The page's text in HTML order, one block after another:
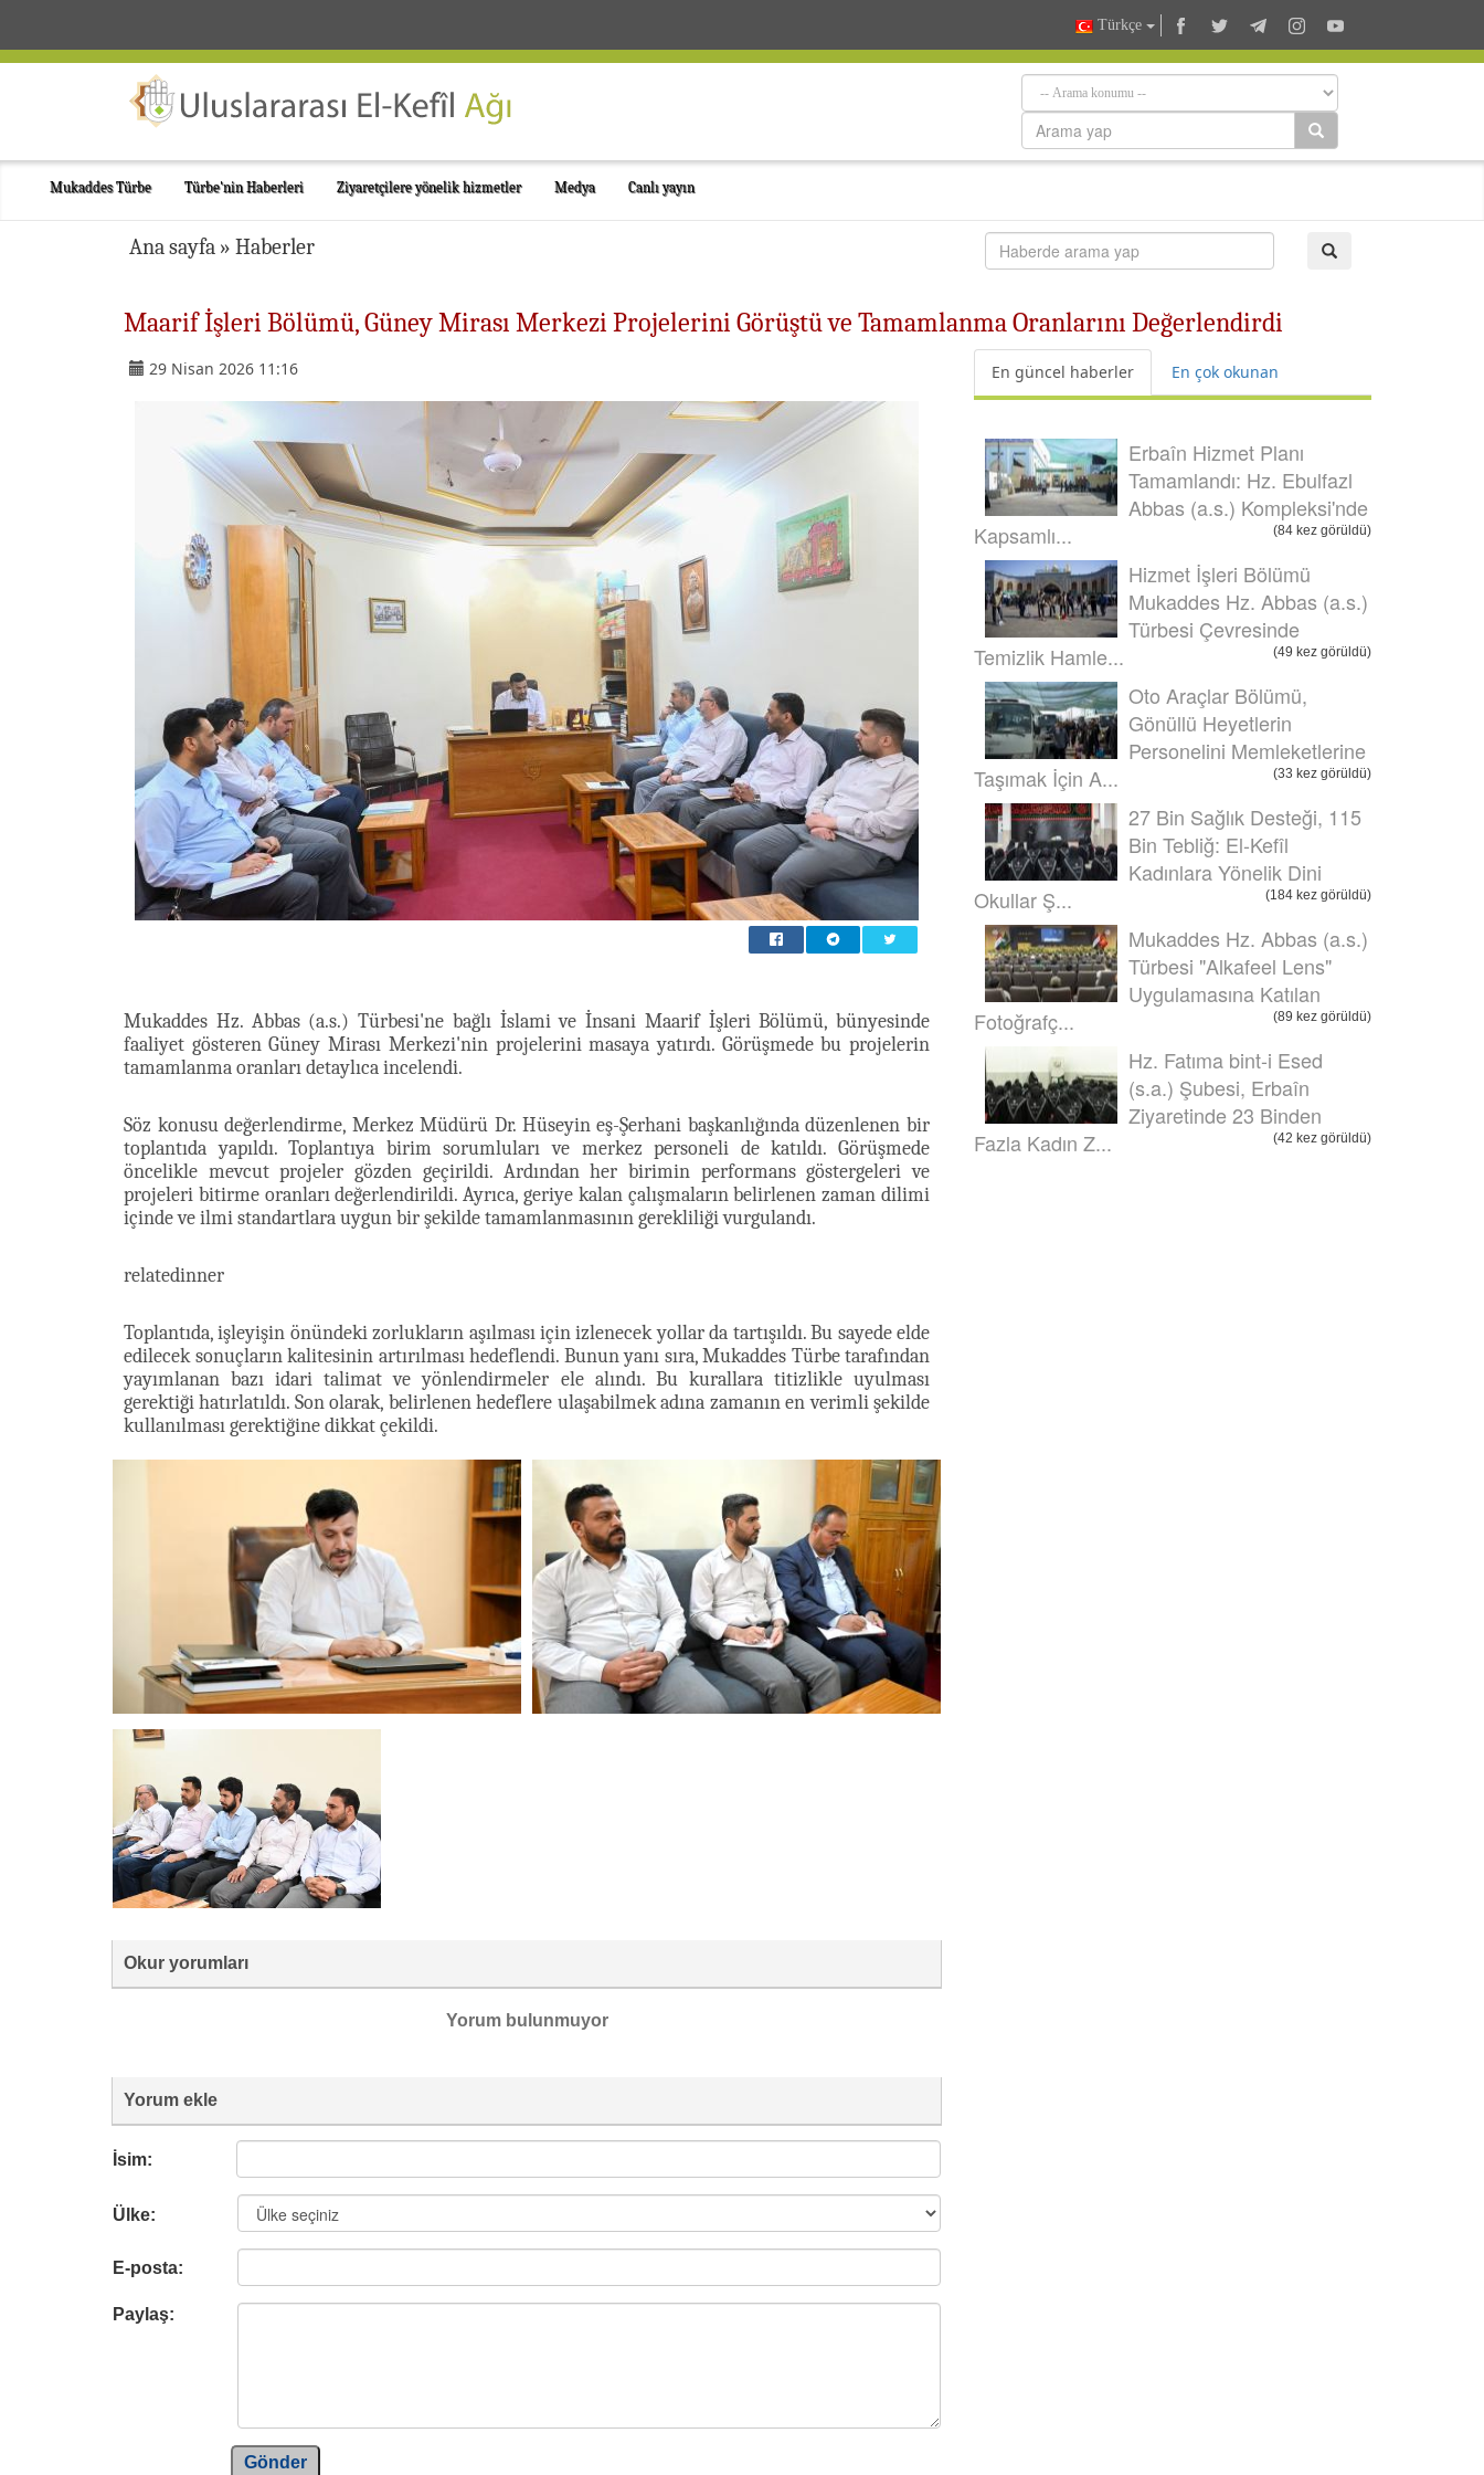
Türkçe
Mukaddes Türbe Türbe'nin Haberleri Ziyaretçilere yönelik hizmetler Medya Canlı yayın
Ana sayfa » Haberler
Maarif İşleri Bölümü, Güney Mirası Merkezi Projelerini Görüştü ve Tamamlanma Oranlarını Değerlendirdi
29 Nisan 2026 11:16
Mukaddes Hz. Abbas (a.s.) Türbesi'ne bağlı İslami ve İnsani Maarif İşleri Bölümü, bünyesinde
faaliyet gösteren Güney Mirası Merkezi'nin projelerini masaya yatırdı. Görüşmede bu projelerin
tamamlanma oranları detaylıca incelendi.
Söz konusu değerlendirme, Merkez Müdürü Dr. Hüseyin eş-Şerhani başkanlığında düzenlenen bir
toplantıda yapıldı. Toplantıya birim sorumluları ve merkez personeli de katıldı. Görüşmede
öncelikle mevcut projeler gözden geçirildi. Ardından her birimin performans göstergeleri ve
projeleri bitirme oranları değerlendirildi. Ayrıca, geriye kalan çalışmaların belirlenen zaman dilimi
içinde ve ilmi standartlara uygun bir şekilde tamamlanmasının gerekliliği vurgulandı.
relatedinner
Toplantıda, işleyişin önündeki zorlukların aşılması için izlenecek yollar da tartışıldı. Bu sayede elde
edilecek sonuçların kalitesinin artırılması hedeflendi. Bunun yanı sıra, Mukaddes Türbe tarafından
yayımlanan bazı idari talimat ve yönlendirmeler ele alındı. Bu kurallara titizlikle uyulması
gerektiği hatırlatıldı. Son olarak, belirlenen hedeflere ulaşabilmek adına zamanın en verimli şekilde
kullanılması gerektiğine dikkat çekildi.
Okur yorumları
Yorum bulunmuyor
Yorum ekle
İsim:
Ülke:
E-posta:
Paylaş:
Gönder
En güncel haberler En çok okunan
Erbaîn Hizmet Planı
Tamamlandı: Hz. Ebulfazl
Abbas (a.s.) Kompleksi'nde
Kapsamlı...
(84 kez görüldü)
Hizmet İşleri Bölümü
Mukaddes Hz. Abbas (a.s.)
Türbesi Çevresinde
Temizlik Hamle...
(49 kez görüldü)
Oto Araçlar Bölümü,
Gönüllü Heyetlerin
Personelini Memleketlerine
Taşımak İçin A...
(33 kez görüldü)
27 Bin Sağlık Desteği, 115
Bin Tebliğ: El-Kefîl
Kadınlara Yönelik Dini
Okullar Ş...
(184 kez görüldü)
Mukaddes Hz. Abbas (a.s.)
Türbesi "Alkafeel Lens"
Uygulamasına Katılan
Fotoğrafç...
(89 kez görüldü)
Hz. Fatıma bint-i Esed
(s.a.) Şubesi, Erbaîn
Ziyaretinde 23 Binden
Fazla Kadın Z...
(42 kez görüldü)